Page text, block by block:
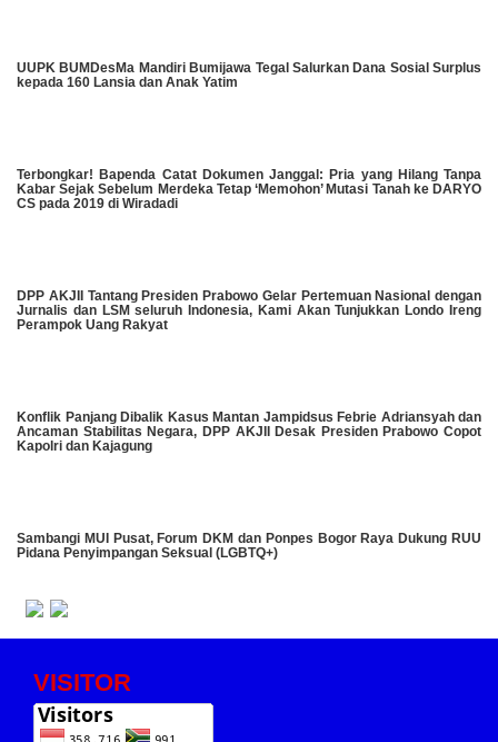
UUPK BUMDesMa Mandiri Bumijawa Tegal Salurkan Dana Sosial Surplus
kepada 160 Lansia dan Anak Yatim
​Terbongkar! Bapenda Catat Dokumen Janggal: Pria yang Hilang Tanpa
Kabar Sejak Sebelum Merdeka Tetap ‘Memohon’ Mutasi Tanah ke DARYO
CS pada 2019 di Wiradadi
DPP AKJII Tantang Presiden Prabowo Gelar Pertemuan Nasional dengan
Jurnalis dan LSM seluruh Indonesia, Kami Akan Tunjukkan Londo Ireng
Perampok Uang Rakyat
Konflik Panjang Dibalik Kasus Mantan Jampidsus Febrie Adriansyah dan
Ancaman Stabilitas Negara, DPP AKJII Desak Presiden Prabowo Copot
Kapolri dan Kajagung
Sambangi MUI Pusat, Forum DKM dan Ponpes Bogor Raya Dukung RUU
Pidana Penyimpangan Seksual (LGBTQ+)
VISITOR